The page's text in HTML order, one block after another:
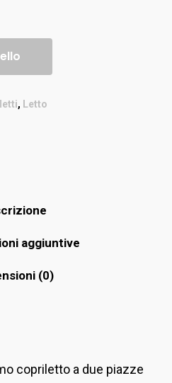
, Letto
aggiuntive
(0)
copriletto a due piazze